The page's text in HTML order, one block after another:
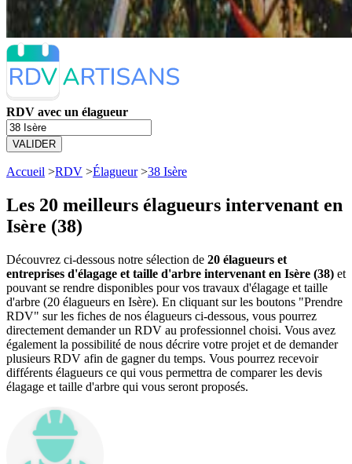
RDV avec un élagueur
VALIDER
Accueil >RDV >Élagueur>38 Isère
Les 20 meilleurs élagueurs intervenant en
Isère (38)
Découvrez ci-dessous notre sélection de 20 élagueurs et
entreprises d'élagage et taille d'arbre intervenant en Isère (38) et
pouvant se rendre disponibles pour vos travaux d'élagage et taille
d'arbre (20 élagueurs en Isère). En cliquant sur les boutons "Prendre
RDV" sur les fiches de nos élagueurs ci-dessous, vous pourrez
directement demander un RDV au professionnel choisi. Vous avez
également la possibilité de nous décrire votre projet et de demander
plusieurs RDV afin de gagner du temps. Vous pourrez recevoir
différents élagueurs ce qui vous permettra de comparer les devis
élagage et taille d'arbre qui vous seront proposés.